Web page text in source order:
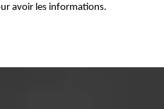
avoir les informations.